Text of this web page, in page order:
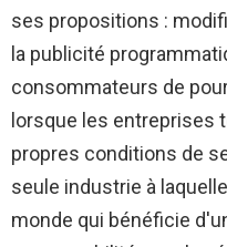
ses propositions :
la publicité
consommateurs de
lorsque les entreprises
propres conditions de
seule industrie à
monde qui bénéficie